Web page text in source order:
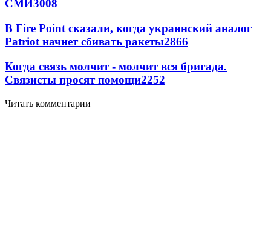
СМИ3008
В Fire Point сказали, когда украинский аналог
Patriot начнет сбивать ракеты2866
Когда связь молчит - молчит вся бригада.
Связисты просят помощи2252
Читать комментарии